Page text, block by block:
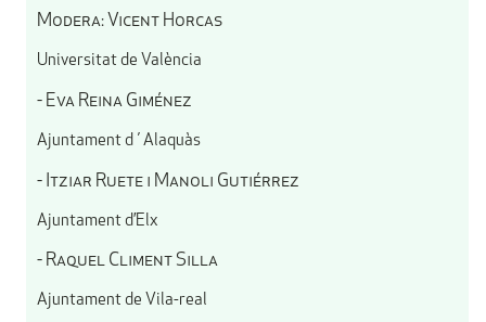
Modera: Vicent Horcas
Universitat de València
- Eva Reina Giménez
Ajuntament d´Alaquàs
- Itziar Ruete i Manoli Gutiérrez
Ajuntament d’Elx
- Raquel Climent Silla
Ajuntament de Vila-real